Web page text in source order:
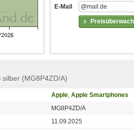
E-Mail
(MG8P4ZD/A)
Apple, Apple Smartphones
MG8P4ZD/A
11.09.2025